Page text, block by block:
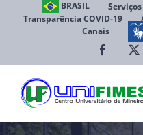
BRASIL Serviços
Transparência COVID-19
Canais